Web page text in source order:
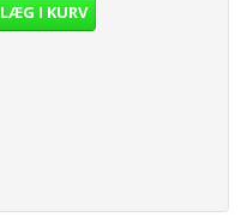
LÆG I KURV